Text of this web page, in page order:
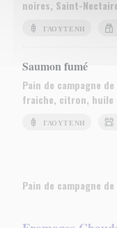
noires, Saint-
ΓΛΟΥΤΈΝΗ
Saumon fumé
Pain de campagne
fraiche, citron, huile
ΓΛΟΥΤΈΝΗ
Pain de campagne